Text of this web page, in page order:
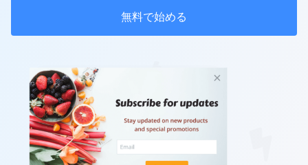
無料で始める